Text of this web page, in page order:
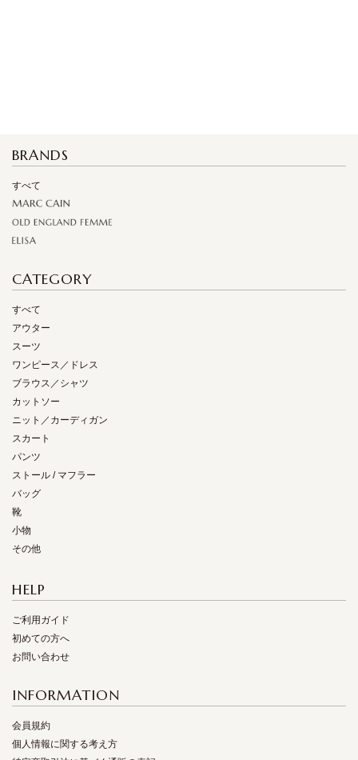
BRANDS
すべて
CATEGORY
すべて
アウター
スーツ
ワンピース／ドレス
ブラウス／シャツ
カットソー
ニット／カーディガン
スカート
パンツ
ストール / マフラー
バッグ
靴
小物
その他
HELP
ご利用ガイド
初めての方へ
お問い合わせ
INFORMATION
会員規約
個人情報に関する考え方